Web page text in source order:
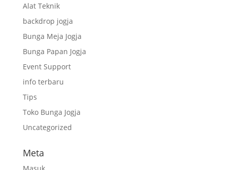
Alat Teknik
backdrop jogja
Bunga Meja Jogja
Bunga Papan Jogja
Event Support
info terbaru
Tips
Toko Bunga Jogja
Uncategorized
Meta